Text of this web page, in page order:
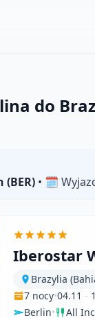
do
(BER) • 🗓️
Iberostar
Brazylia
7 nocy•04.11 -
Berlin• All